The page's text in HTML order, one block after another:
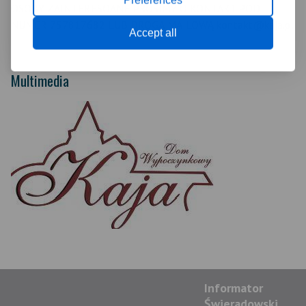
Accept all
OSOBY ZAINTERESOANE PROSIMY O KONTAKT POD
NUMER 757817682 LUB DROGĄ MAILOWĄ kontakt@kaja.pl
Multimedia
Informator